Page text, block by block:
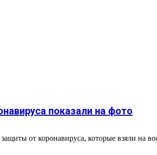
показали на фото
от коронавируса, которые взяли на